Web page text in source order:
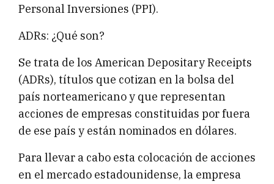
Personal Inversiones (PPI).
ADRs: ¿Qué son?
Se trata de los American Depositary Receipts
(ADRs), títulos que cotizan en la bolsa del
país norteamericano y que representan
acciones de empresas constituidas por fuera
de ese país y están nominados en dólares.
Para llevar a cabo esta colocación de acciones
en el mercado estadounidense, la empresa